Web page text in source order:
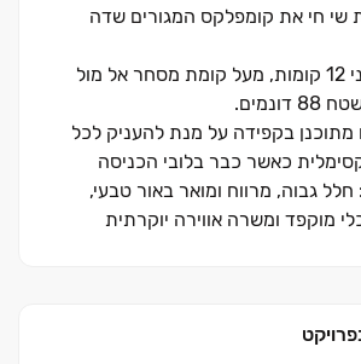
שי חי את קומפלקס המגורים שדה
‏2 בנייני פרימיום בני ‏12 קומות, מעל קומת מסחר אל מול
מתוכנן בקפידה על מנת להעניק לכל
כאשר כבר בלובי הכניסה
גבוה, מרווח ומואר באור טבעי,
מוקפד ומשרה אווירה יוקרתית
דיירים מפנק, פינות עבודה מעוצבות,